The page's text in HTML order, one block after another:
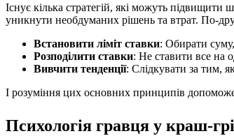
Існує кілька стратегій, які можуть
уникнути необдуманих рішень та втрат. По-
Встановити ліміт ставки: Обирати
Розподілити ставки: Не ставити все на
Вивчити тенденції: Слідкувати за тим,
І розуміння цих основних принципів
Психологія гравця у краш-грі